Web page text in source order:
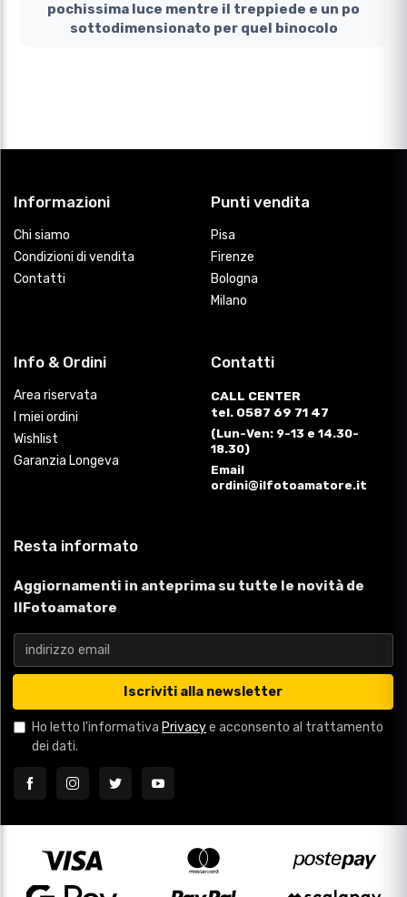
pochissima luce mentre il treppiede e un po
sottodimensionato per quel binocolo
Informazioni
Chi siamo
Condizioni di vendita
Contatti
Punti vendita
Pisa
Firenze
Bologna
Milano
Info & Ordini
Area riservata
I miei ordini
Wishlist
Garanzia Longeva
Contatti
CALL CENTER
tel. 0587 69 71 47
(Lun-Ven: 9-13 e 14.30-
18.30)
Email
ordini@ilfotoamatore.it
Resta informato
Aggiornamenti in anteprima su tutte le novità de
IlFotoamatore
Iscriviti alla newsletter
Ho letto l'informativa Privacye acconsento al trattamento
dei dati.